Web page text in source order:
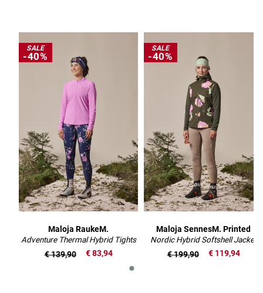
SALE
-40%
Maloja RaukeM.
Adventure Thermal Hybrid Tights
€ 83,94
€ 139,90
SALE
-40%
Maloja SennesM. Printed
Nordic Hybrid Softshell Jacket
€ 119,94
€ 199,90